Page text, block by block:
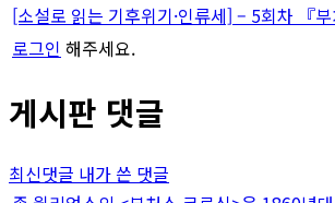
[소설로 읽는 기후위기·인류세] – 5회차 『
로그인 해주세요.
게시판 댓글
최신댓글 내가 쓴 댓글